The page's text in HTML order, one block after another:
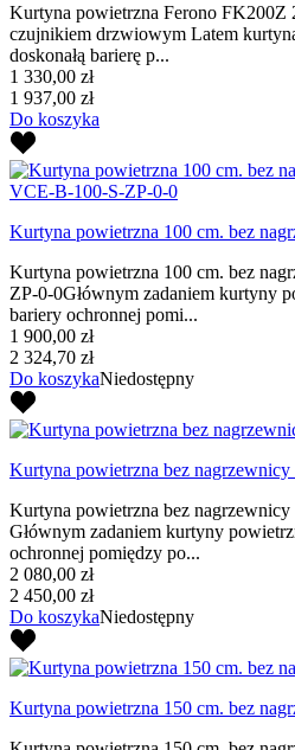
Kurtyna powietrzna Ferono FK200Z
czujnikiem drzwiowym Latem
doskonałą barierę p...
1 330,00 zł
1 937,00 zł
Do koszyka
Kurtyna powietrzna 100 cm. bez
Kurtyna powietrzna 100 cm. bez
ZP-0-0Głównym zadaniem kurtyny
bariery ochronnej pomi...
1 900,00 zł
2 324,70 zł
Do koszykaNiedostępny
Kurtyna powietrzna bez nagrzewnicy
Kurtyna powietrzna bez
Głównym zadaniem kurtyny
ochronnej pomiędzy po...
2 080,00 zł
2 450,00 zł
Do koszykaNiedostępny
Kurtyna powietrzna 150 cm. bez